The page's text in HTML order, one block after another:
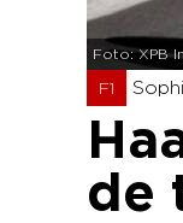
Foto: XPB
F1
de